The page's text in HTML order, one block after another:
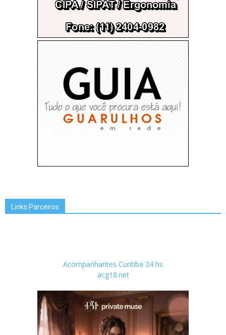
Links Parceiros
Acompanhantes Curitiba 24 hs
acg18.net